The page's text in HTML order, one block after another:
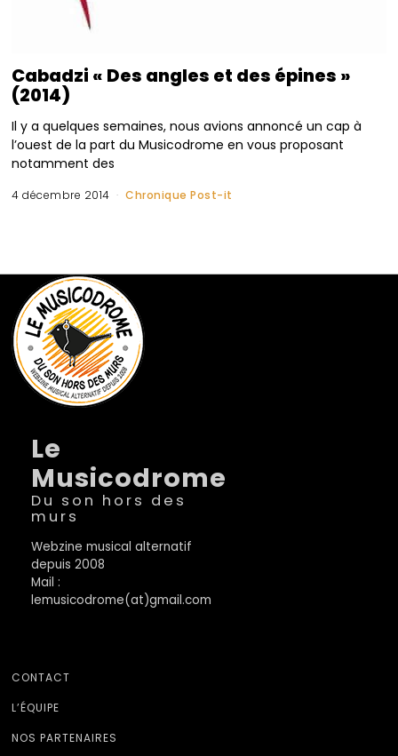
Cabadzi « Des angles et des épines »
(2014)
Il y a quelques semaines, nous avions annoncé un cap à
l’ouest de la part du Musicodrome en vous proposant
notamment des
4 décembre 2014 Chronique Post-it
Le
Musicodrome
Du son hors des
murs
Webzine musical alternatif
depuis 2008
Mail :
lemusicodrome(at)gmail.com
CONTACT
L’ÉQUIPE
NOS PARTENAIRES